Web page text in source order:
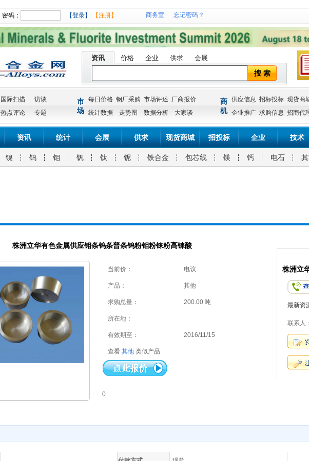
密码： 【登录】 【注册】 商务室 忘记密码？
资讯 价格 企业 供求 会展
搜 索
国际扫描
访谈
热点评论 专题
市
场
每日价格 钢厂采购 市场评述 厂商报价
统计数据
走势图 数据分析 大家谈
商
机
供应信息 招标投标 现货商
企业推广 求购信息 招商代
资讯 统计 会展 供求 现货商城 招投标 企业 技术
镍 钨 钼 钒 钛 铌 铁合金 包芯线 镁 钙 电石
株洲立华有色金属供应钼条钨条普条钨粉钼粉铼粉高铼酸
当前价： 电议
产品： 其他
求购总量： 200.00 吨
所在地：
有效期至： 2016/11/15
查看 其他 类似产品
0
株洲立
最新资
联系人